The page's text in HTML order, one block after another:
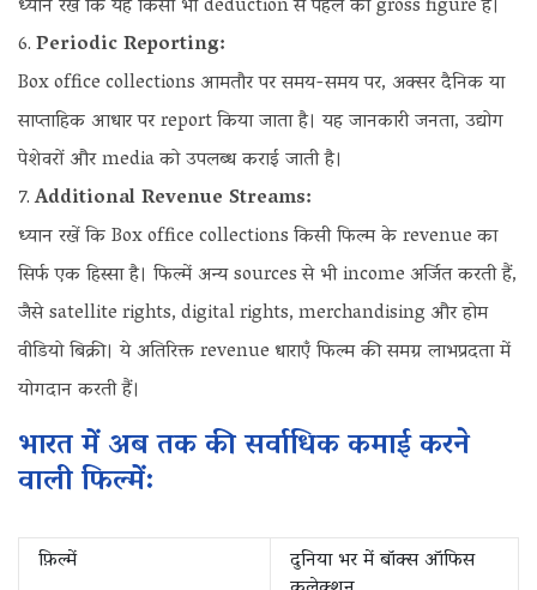
Periodic Reporting:
Box office collections आमतौर पर समय-समय पर, अक्सर दैनिक या
साप्ताहिक आधार पर report किया जाता है। यह जानकारी जनता, उद्योग
पेशेवरों और media को उपलब्ध कराई जाती है।
Additional Revenue Streams:
ध्यान रखें कि Box office collections किसी फिल्म के revenue का
सिर्फ एक हिस्सा है। फिल्में अन्य sources से भी income अर्जित करती हैं,
जैसे satellite rights, digital rights, merchandising और होम
वीडियो बिक्री। ये अतिरिक्त revenue धाराएँ फिल्म की समग्र लाभप्रदता में
योगदान करती हैं।
भारत में अब तक की सर्वाधिक कमाई करने
वाली फिल्में:
फ़िल्में दुनिया भर में बॉक्स ऑफिस